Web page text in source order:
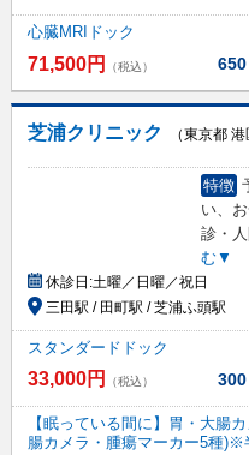
心臓MRIドック
71,500円 （税込） 650
芝浦クリニック
（東京都 港
特徴
い、
診・
む▼
休診日:土曜／日曜／祝日
三田駅 / 田町駅 / 芝浦ふ頭駅
スタンダードドック
33,000円 （税込） 300
【眠っている間に】胃・大腸
腸カメラ・腫瘍マーカー5種)※